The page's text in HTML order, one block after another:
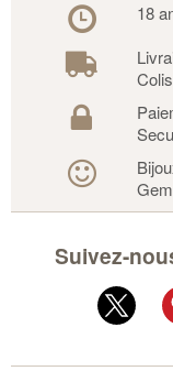
18
Suivez-